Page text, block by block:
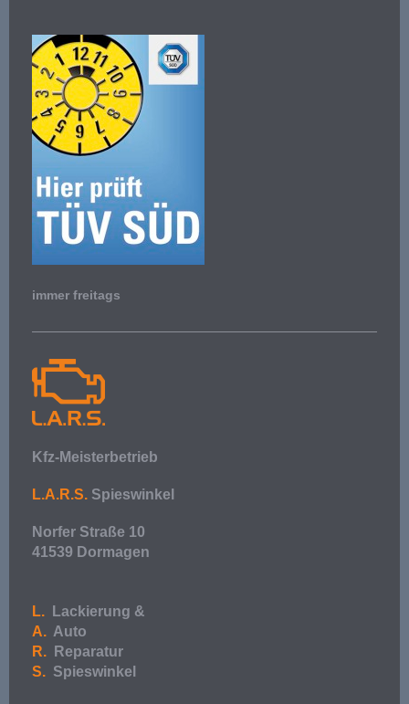
immer freitags
Kfz-Meisterbetrieb
L.A.R.S. Spieswinkel
Norfer Straße 10
41539 Dormagen
L. Lackierung &
A. Auto
R. Reparatur
S. Spieswinkel